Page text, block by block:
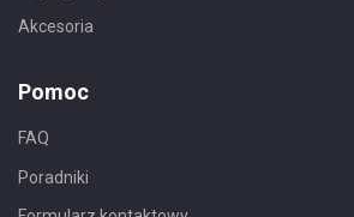
Akcesoria
Pomoc
FAQ
Poradniki